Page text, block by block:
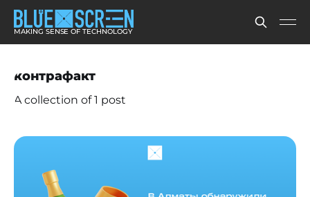
MAKING SENSE OF TECHNOLOGY
контрафакт
A collection of 1 post